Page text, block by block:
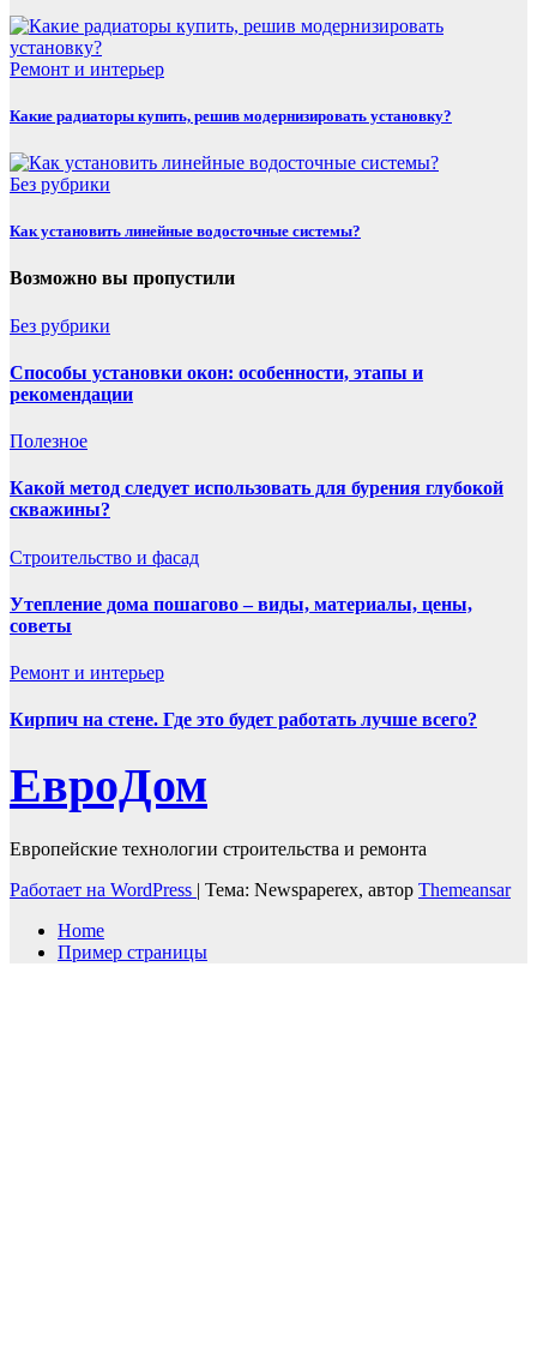
Ремонт и интерьер
Какие радиаторы купить, решив модернизировать установку?
Без рубрики
Как установить линейные водосточные системы?
Возможно вы пропустили
Без рубрики
Способы установки окон: особенности, этапы и
рекомендации
Полезнoe
Какой метод следует использовать для бурения глубокой
скважины?
Строительство и фасад
Утепление дома пошагово – виды, материалы, цены,
советы
Ремонт и интерьер
Кирпич на стене. Где это будет работать лучше всего?
ЕвроДом
Европейские технологии строительства и ремонта
Работает на WordPress | Тема: Newspaperex, автор Themeansar
Home
Пример страницы